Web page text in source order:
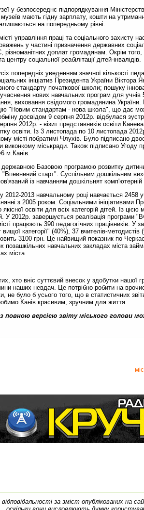
у безпосереднє підпорядкування
мають гідну зарплату, кошти на
на попередньому рівні.
управління праці та соціального захисту
у частині призначення державних
доплат громадянам. Окрім того,
соціальної реабілітації дітей-інвалідів.
попередніх уведенням значної кількості
ініціатив Президента України Віктора
стандарту початкової школи; пошуку
нових навчальних програм для учнів
виховання свідомого громадянина України.
"Новим стандартам - нова школа", що дає
досвідом 9 серпня 2012р. відбулася
2012р. - візит представників освіти
освіти. Із 3 листопада по 10 листопада
місті-побратимі Члухів. Було підписано
виконкому міськради. Також підписано Угоду
м.Канів.
Базовою програмою розвитку
"Впевнений старт". Суспільним дошкільним
із навчанням дошкільнят комп'ютерній
2012-2013 навчальному році навчається 2458
з 2005 роком. Соціальними ініціативами
освіти для всіх категорій дітей. Із
2012р. завершується реалізація програми
працюють 390 педагогічних працівників. У
вищої категорії" (40%), 37 вчителів-
3100 грн. Це найвищий показник по
позашкільних навчальних закладах міста
міста.
хто вніс суттєвий внесок у здобутки
наших невдач. Це потрібно робити на
було б усього того, що в статистичних
Канів красивим, зручним для життя.
повною версією звіту міського голови
за зміст опублікованих на